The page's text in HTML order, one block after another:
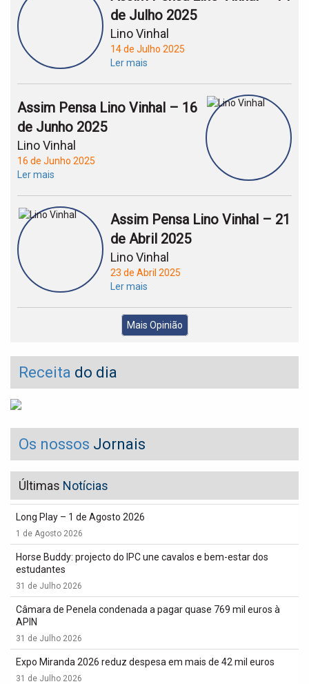
de Julho 2025
Lino Vinhal
14 de Julho 2025
Ler mais
Assim Pensa Lino Vinhal – 16
de Junho 2025
Lino Vinhal
16 de Junho 2025
Ler mais
Assim Pensa Lino Vinhal – 21
de Abril 2025
Lino Vinhal
23 de Abril 2025
Ler mais
Mais Opinião
Receita do dia
Os nossos Jornais
Últimas Notícias
Long Play – 1 de Agosto 2026
1 de Agosto 2026
Horse Buddy: projecto do IPC une cavalos e bem-estar dos
estudantes
31 de Julho 2026
Câmara de Penela condenada a pagar quase 769 mil euros à
APIN
31 de Julho 2026
Expo Miranda 2026 reduz despesa em mais de 42 mil euros
31 de Julho 2026